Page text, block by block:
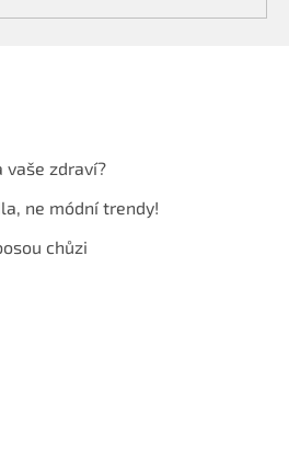
vaše zdraví?
ne módní trendy!
chůzi